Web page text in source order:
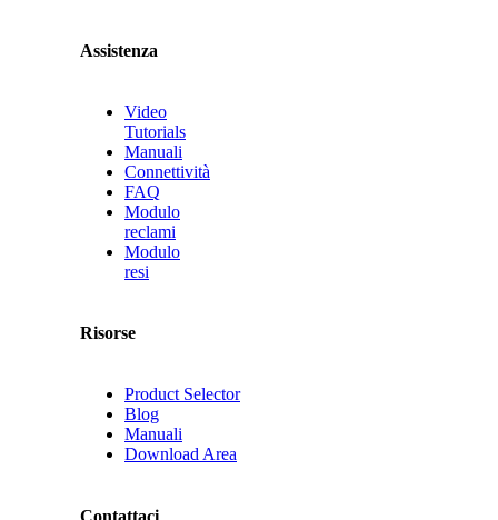
Assistenza
Video
Tutorials
Manuali
Connettività
FAQ
Modulo
reclami
Modulo
resi
Risorse
Product Selector
Blog
Manuali
Download Area
Contattaci